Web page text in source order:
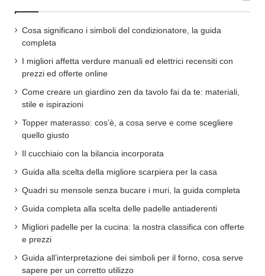
Cosa significano i simboli del condizionatore, la guida
completa
I migliori affetta verdure manuali ed elettrici recensiti con
prezzi ed offerte online
Come creare un giardino zen da tavolo fai da te: materiali,
stile e ispirazioni
Topper materasso: cos’è, a cosa serve e come scegliere
quello giusto
Il cucchiaio con la bilancia incorporata
Guida alla scelta della migliore scarpiera per la casa
Quadri su mensole senza bucare i muri, la guida completa
Guida completa alla scelta delle padelle antiaderenti
Migliori padelle per la cucina: la nostra classifica con offerte
e prezzi
Guida all’interpretazione dei simboli per il forno, cosa serve
sapere per un corretto utilizzo